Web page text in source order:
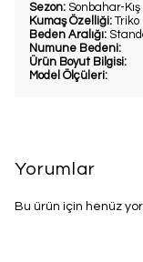
Sezon: Sonbahar-Kış
Kumaş Özelliği: Triko
Beden Aralığı:
Numune Bedeni:
Ürün Boyut Bilgisi:
Model Ölçüleri:
Yorumlar
Bu ürün için henüz